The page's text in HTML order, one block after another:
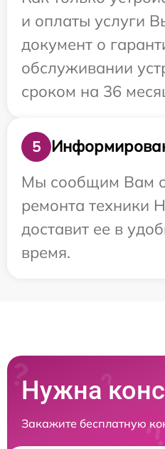
и оплаты услуги
документ о
обслуживании
сроком на 36
5
Мы сообщим Вам
ремонта техники
доставит ее в
время.
Нужна
Закажите бесплатную